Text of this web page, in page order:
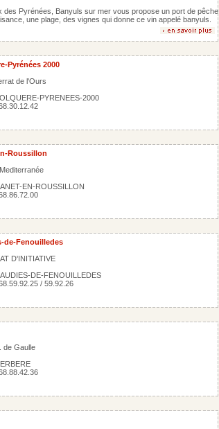
des Pyrénées, Banyuls sur mer vous propose un port de pêche
une plage, des vignes qui donne ce vin appelé banyuls.
Pyrénées 2000
de l'Ours
PYRENEES-2000
Roussillon
EN-ROUSSILLON
de-Fenouilledes
D'INITIATIVE
DE-FENOUILLEDES
/ 59.92.26
de Gaulle